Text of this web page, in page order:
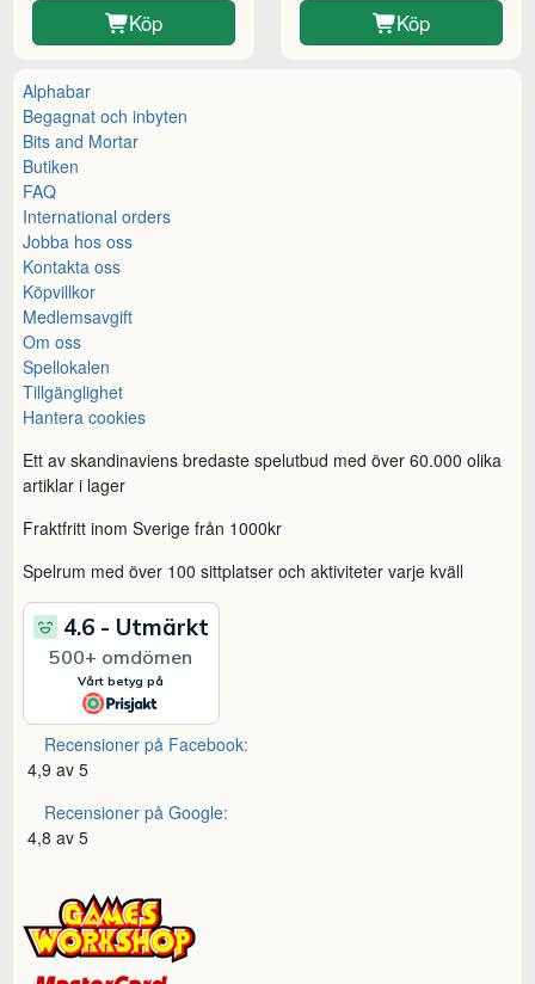
Köp Köp
Alphabar
Begagnat och inbyten
Bits and Mortar
Butiken
FAQ
International orders
Jobba hos oss
Kontakta oss
Köpvillkor
Medlemsavgift
Om oss
Spellokalen
Tillgänglighet
Hantera cookies
Ett av skandinaviens bredaste spelutbud med över 60.000 olika
artiklar i lager
Fraktfritt inom Sverige från 1000kr
Spelrum med över 100 sittplatser och aktiviteter varje kväll
Recensioner på Facebook:
4,9 av 5
Recensioner på Google:
4,8 av 5